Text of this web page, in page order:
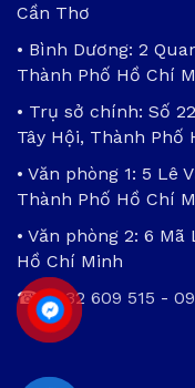
Cần Thơ
• Bình Dương: 2
Thành Phố Hồ Chí
• Trụ sở chính: Số
Tây Hội, Thành Phố
• Văn phòng 1: 5 Lê
Thành Phố Hồ Chí
• Văn phòng 2: 6
Hồ Chí Minh
☎0932 609 515 -